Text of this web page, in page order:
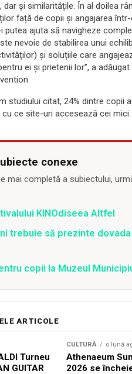
dar și similaritățile. În al doilea
față de copii și angajarea
putea ajuta să navigheze
nevoie de stabilirea unui
și soluțiile care
ei și prietenii lor”, a
studiului citat, 24% dintre
ce site-uri accesează cei mici.
conexe
mai completă a subiectului,
KINOdiseea Altfel
trebuie să prezinte
copii la Muzeul
ARTICOLE
Turneu
GUITAR
CULTURĂ o lună
Athenaeum
2026 se